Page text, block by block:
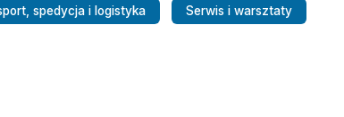
spedycja i logistyka Serwis i warsztaty